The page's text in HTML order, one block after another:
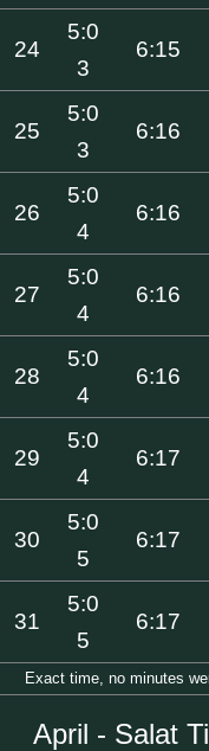
24
5:0
3
6:15
25
5:0
3
6:16
26
5:0
4
6:16
27
5:0
4
6:16
28
5:0
4
6:16
29
5:0
4
6:17
30
5:0
5
6:17
31
5:0
5
6:17
Exact time, no minutes
April - Salat